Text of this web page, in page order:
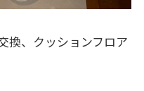
換、クッションフロア